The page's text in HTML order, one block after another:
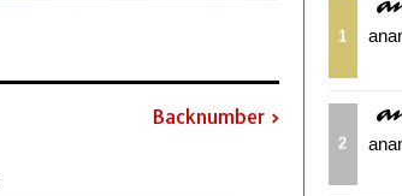
Backnumber
1
2